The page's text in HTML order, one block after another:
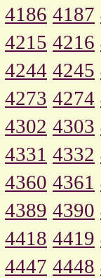
4186 4187
4215 4216
4244 4245
4273 4274
4302 4303
4331 4332
4360 4361
4389 4390
4418 4419
4447 4448